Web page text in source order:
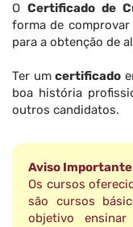
OCertificado de
forma de
para a obtenção de
Ter umcertificado
boa história
outros candidatos.
Aviso Importante
Os cursos
são cursos
objetivo